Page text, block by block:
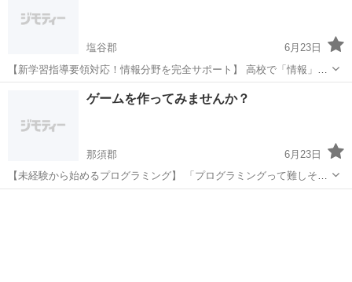
塩谷郡
6月23日
【新学習指導要領対応！情報分野を完全サポート】 高校で「情報」が
必修化されました。 プログラミングの基礎をしっかり身につけましょ
プログラミング 思考力
ゲームを作ってみませんか？
那須郡
6月23日
【未経験から始めるプログラミング】 「プログラミングって難しそ
う...」そんなイメージを払拭します！ 当塾が選ばれる理由 初心者向け